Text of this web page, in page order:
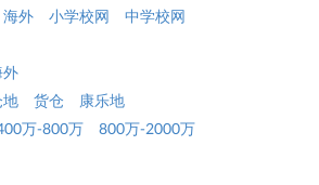
海外 小学校网
中学校网
外
地 货仓
康乐地
万-800万
800万-2000万